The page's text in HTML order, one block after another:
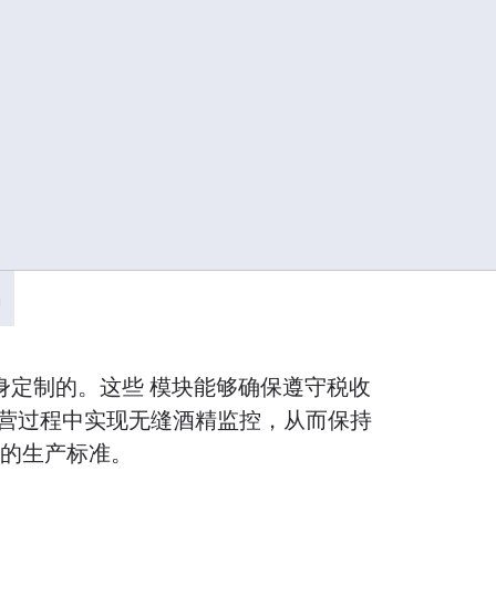
制的。这些 模块能够确保遵守税收
过程中实现无缝酒精监控，从而保持
生产标准。